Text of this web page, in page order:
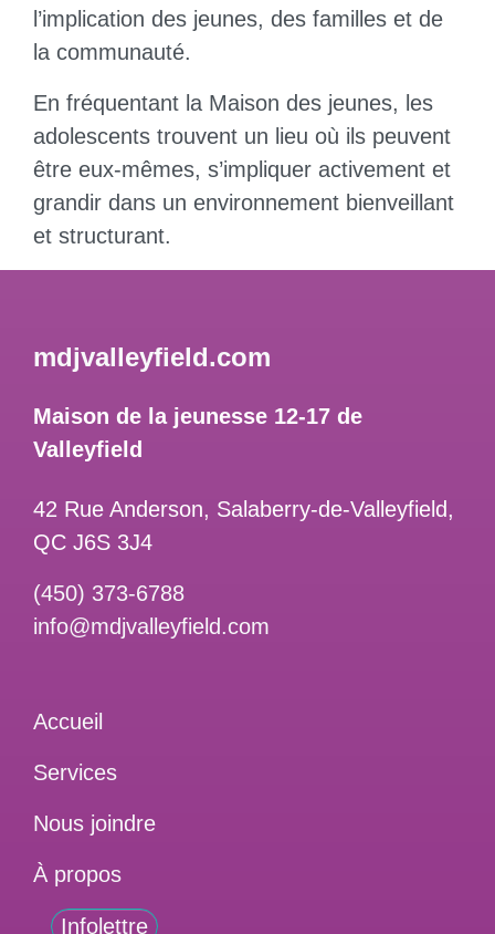
l’implication des jeunes, des familles et de
la communauté.
En fréquentant la Maison des jeunes, les
adolescents trouvent un lieu où ils peuvent
être eux-mêmes, s’impliquer activement et
grandir dans un environnement bienveillant
et structurant.
mdjvalleyfield.com
Maison de la jeunesse 12-17 de
Valleyfield
42 Rue Anderson, Salaberry-de-Valleyfield,
QC J6S 3J4
(450) 373-6788
info@mdjvalleyfield.com
Accueil
Services
Nous joindre
À propos
Infolettre